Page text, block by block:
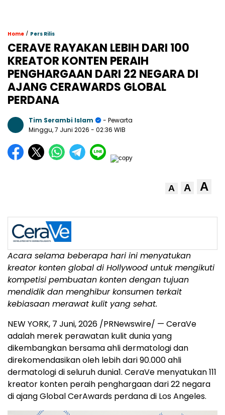
Home / Pers Rilis
CERAVE RAYAKAN LEBIH DARI 100
KREATOR KONTEN PERAIH
PENGHARGAAN DARI 22 NEGARA DI
AJANG CERAWARDS GLOBAL
PERDANA
Tim Serambi Islam
- Pewarta
Minggu, 7 Juni 2026 - 02:36 WIB
A A A
Acara selama beberapa hari ini menyatukan
kreator konten global di Hollywood untuk mengikuti
kompetisi pembuatan konten dengan tujuan
mendidik dan menghibur konsumen terkait
kebiasaan merawat kulit yang sehat.
NEW YORK, 7 Juni, 2026 /PRNewswire/ — CeraVe
adalah merek perawatan kulit dunia yang
dikembangkan bersama ahli dermatologi dan
direkomendasikan oleh lebih dari 90.000 ahli
dermatologi di seluruh dunia1. CeraVe menyatukan 111
kreator konten peraih penghargaan dari 22 negara
di ajang Global CerAwards perdana di Los Angeles.